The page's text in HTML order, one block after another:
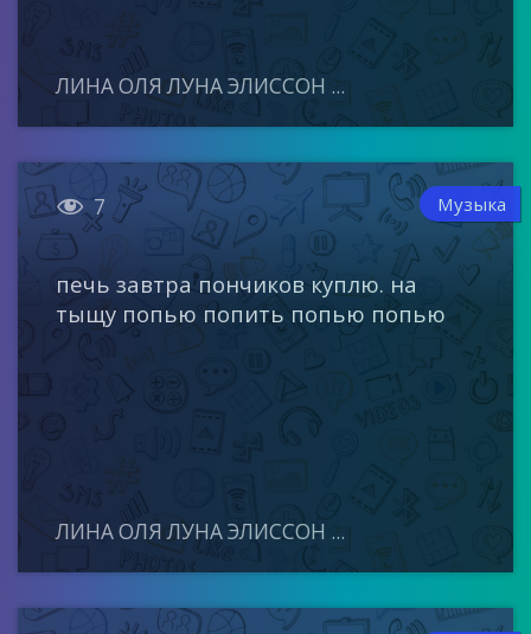
ЛИНА ОЛЯ ЛУНА ЭЛИССОН ...
 7 Музыка
печь завтра пончиков куплю. на
тыщу попью попить попью попью
ЛИНА ОЛЯ ЛУНА ЭЛИССОН ...